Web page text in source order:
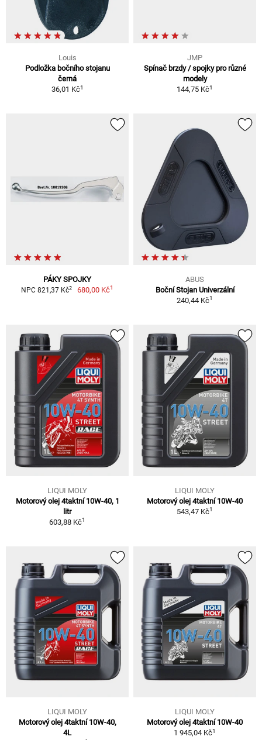
Louis
Podložka bočního stojanu
černá
36,01 Kč1
JMP
Spínač brzdy / spojky pro různé
modely
144,75 Kč1
PÁKY SPOJKY
NPC 821,37 Kč2 680,00 Kč1
ABUS
Boční Stojan Univerzální
240,44 Kč1
LIQUI MOLY
Motorový olej 4taktní 10W-40, 1
litr
603,88 Kč1
LIQUI MOLY
Motorový olej 4taktní 10W-40
543,47 Kč1
LIQUI MOLY
Motorový olej 4taktní 10W-40,
4L
LIQUI MOLY
Motorový olej 4taktní 10W-40
1 945,04 Kč1